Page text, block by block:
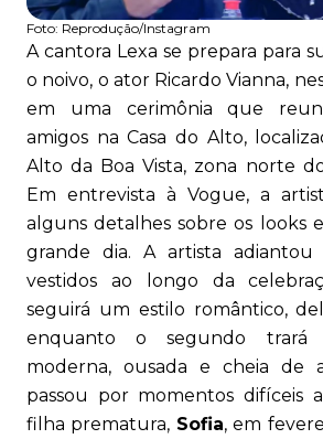
Foto: Reprodução/Instagram
A cantora Lexa se prepara para
o noivo, o ator Ricardo Vianna,
em uma cerimônia que
amigos na Casa do Alto,
Alto da Boa Vista, zona norte
Em entrevista à Vogue, a
alguns detalhes sobre os looks
grande dia. A artista adiantou
vestidos ao longo da
seguirá um estilo romântico,
enquanto o segundo trará
moderna, ousada e cheia de
passou por momentos difíceis
filha prematura, Sofia, em